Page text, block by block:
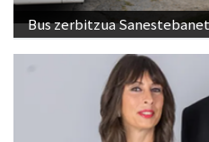
Bus zerbitzua